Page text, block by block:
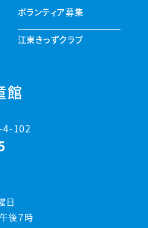
ボランティア募集
江東きっずクラブ
館
4-102
日
後７時